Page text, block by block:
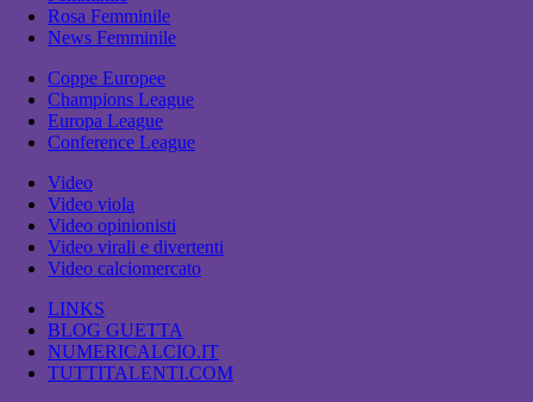
Rosa Femminile
News Femminile
Coppe Europee
Champions League
Europa League
Conference League
Video
Video viola
Video opinionisti
Video virali e divertenti
Video calciomercato
LINKS
BLOG GUETTA
NUMERICALCIO.IT
TUTTITALENTI.COM